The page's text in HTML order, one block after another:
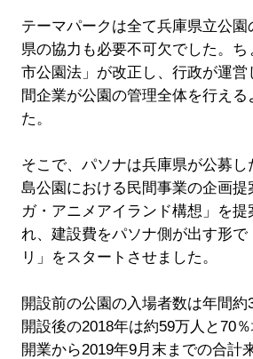
テーマパークは全て兵庫県立公園
県の協力も必要不可欠でした。ち
市公園法」が改正し、行政が運営
間企業が公園の管理全体を行える
た。
そこで、パソナは兵庫県が公募し
島公園における民間事業の企画提
ガ・アニメアイランド構想」を提
れ、建設費をパソナ側が出す形で
リ」をスタートさせました。
開設前の公園の入場者数は年間約
開設後の2018年は約59万人と70
開業から2019年9月末までの合計